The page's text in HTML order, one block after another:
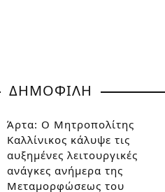
ΔΗΜΟΦΙΛΗ
Άρτα: Ο Μητροπολίτης
Καλλίνικος κάλυψε τις
αυξημένες λειτουργικές
ανάγκες ανήμερα της
Μεταμορφώσεως του